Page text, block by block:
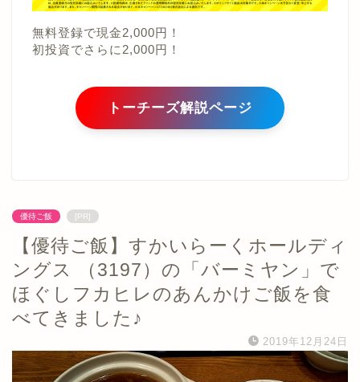
無料登録で現金2,000円！
初投資でさらに2,000円！
トーチーズ解説ページ
優待ご飯 [PR]
【優待ご飯】すかいらーくホールディ
ングス （3197）の「バーミヤン」で
ほぐしフカヒレのあんかけご飯を食
べてきました♪
2019年12月24日